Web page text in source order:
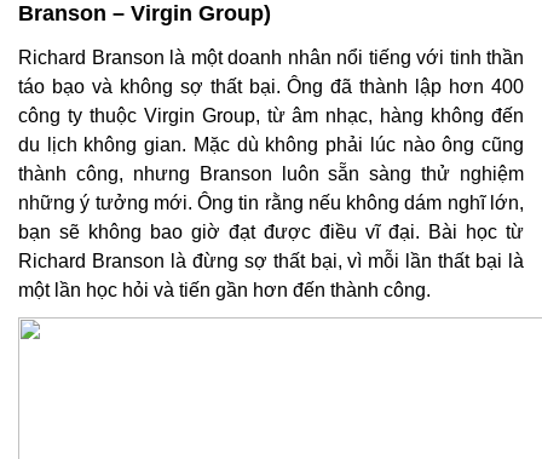
Branson – Virgin Group)
Richard Branson là một doanh nhân nổi tiếng với tinh thần
táo bạo và không sợ thất bại. Ông đã thành lập hơn 400
công ty thuộc Virgin Group, từ âm nhạc, hàng không đến
du lịch không gian. Mặc dù không phải lúc nào ông cũng
thành công, nhưng Branson luôn sẵn sàng thử nghiệm
những ý tưởng mới. Ông tin rằng nếu không dám nghĩ lớn,
bạn sẽ không bao giờ đạt được điều vĩ đại. Bài học từ
Richard Branson là đừng sợ thất bại, vì mỗi lần thất bại là
một lần học hỏi và tiến gần hơn đến thành công.